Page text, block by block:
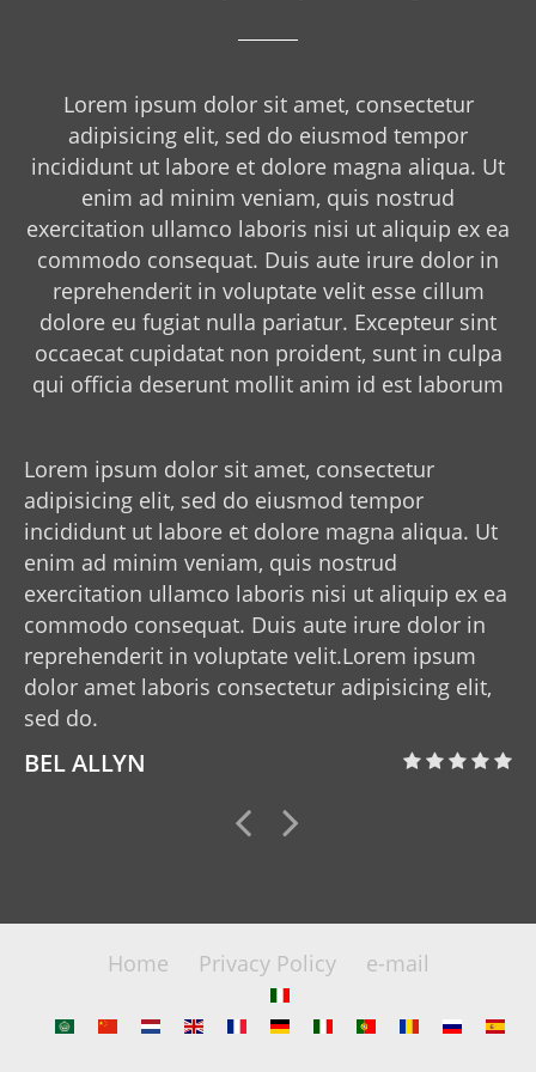
Lorem ipsum dolor sit amet, consectetur
adipisicing elit, sed do eiusmod tempor
incididunt ut labore et dolore magna aliqua. Ut
enim ad minim veniam, quis nostrud
exercitation ullamco laboris nisi ut aliquip ex ea
commodo consequat. Duis aute irure dolor in
reprehenderit in voluptate velit esse cillum
dolore eu fugiat nulla pariatur. Excepteur sint
occaecat cupidatat non proident, sunt in culpa
qui officia deserunt mollit anim id est laborum
Lorem ipsum dolor sit amet, consectetur
adipisicing elit, sed do eiusmod tempor
incididunt ut labore et dolore magna aliqua. Ut
enim ad minim veniam, quis nostrud
exercitation ullamco laboris nisi ut aliquip ex ea
commodo consequat. Duis aute irure dolor in
reprehenderit in voluptate velit.Lorem ipsum
dolor amet laboris consectetur adipisicing elit,
sed do.
BEL ALLYN
Home Privacy Policy e-mail